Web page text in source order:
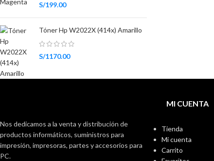
S/199.00
Tóner Hp W2022X (414x) Amarillo
S/1170.00
Nos dedicamos a la venta y distribución de
productos informáticos, suministros para
impresión, impresoras, partes y accesorios para
PC.
MI CUENTA
Tienda
Mi cuenta
Carrito